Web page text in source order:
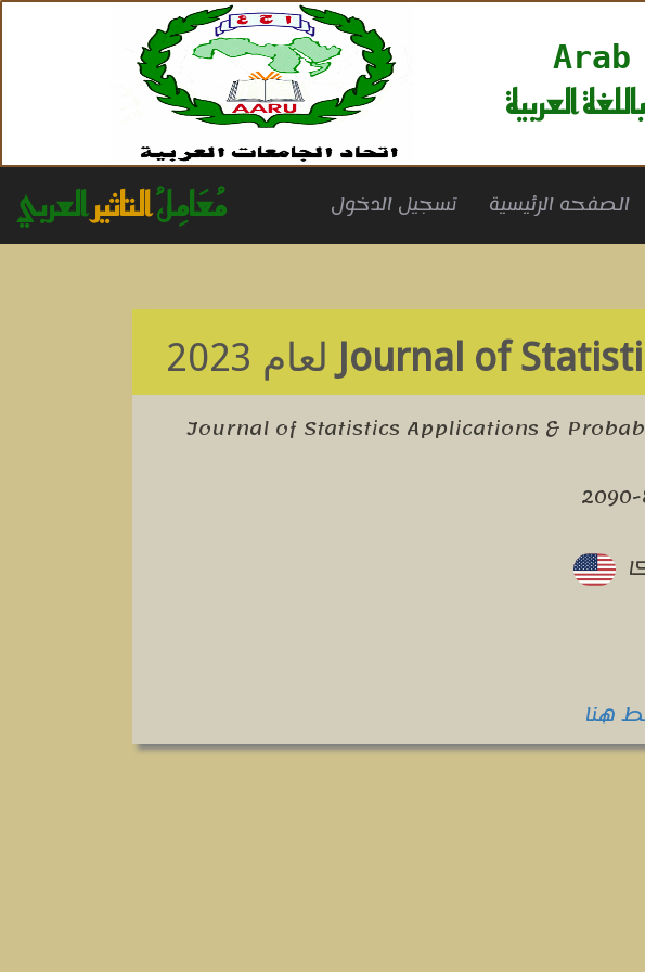
العربية
مُعَامِلُالتاثيرالعربي تسجيل الدخول الصفحه الرئيسية
Journal of لعام 2023
Journal of Statistics Applications &
هنا